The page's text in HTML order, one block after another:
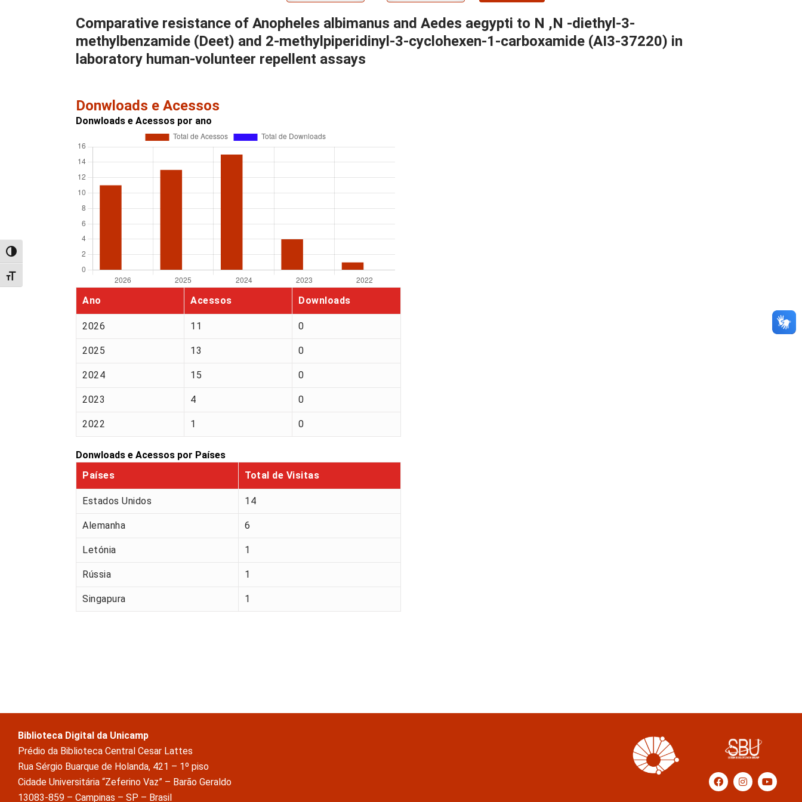
Alternar alto contraste
Alternar tamanho da fonte
Comparative resistance of Anopheles albimanus and Aedes aegypti to N ,N -diethyl-3-
methylbenzamide (Deet) and 2-methylpiperidinyl-3-cyclohexen-1-carboxamide (AI3-37220) in
laboratory human-volunteer repellent assays
Donwloads e Acessos
Donwloads e Acessos por ano
Ano Acessos Downloads
2026 11 0
2025 13 0
2024 15 0
2023 4 0
2022 1 0
Donwloads e Acessos por Países
Países
Total de Visitas
Estados Unidos 14
Alemanha 6
Letónia 1
Rússia 1
Singapura 1
Biblioteca Digital da Unicamp
Prédio da Biblioteca Central Cesar Lattes
Rua Sérgio Buarque de Holanda, 421 – 1º piso
Cidade Universitária “Zeferino Vaz” – Barão Geraldo
13083-859 – Campinas – SP – Brasil